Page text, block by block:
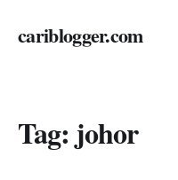
cariblogger.com
Tag: johor